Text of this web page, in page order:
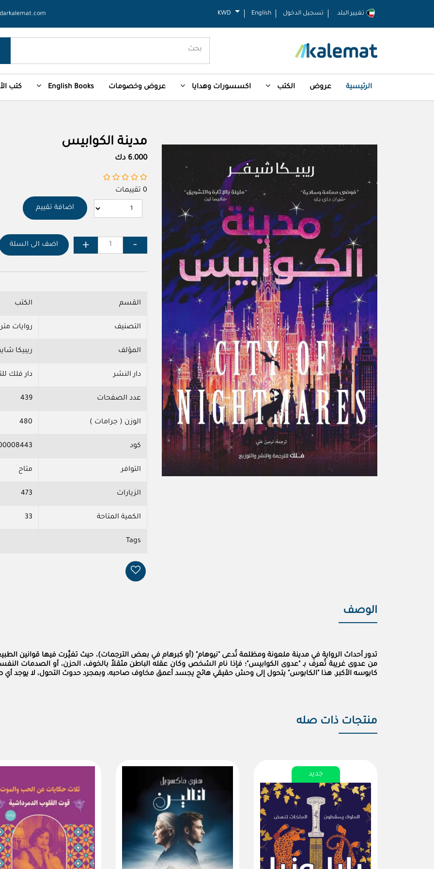
KWD English تسجيل الدخول
الرئيسية عروض الكتب اكسسورات وهدايا عروض وخصومات English Books كتب
مدينة الكوابيس
6.000 دك
0 تقييمات
اضافة تقييم
اضف الى السلة
القسم الكتب
التصنيف روايات
المؤلف ريبيكا
دار النشر دار فلك
عدد الصفحات 439
الوزن ( جرامات ) 480
كود
التوافر متاح
الزيارات 473
الكمية المتاحة 33
Tags
الوصف
تدور أحداث الرواية في مدينة ملعونة ومظلمة تُدعى "نيوهام" (أو كبرهام في بعض الترجمات)، حيث تغيَّرت فيها قوانين
من عدوى غريبة تُعرف بـ "عدوى الكوابيس"؛ فإذا نام الشخص وكان عقله الباطن مثقلاً بالخوف، الحزن، أو الصدمات
كابوسه الأكبر. هذا "الكابوس" يتحول إلى وحش حقيقي هائج يجسد أعمق مخاوف صاحبه، وبمجرد حدوث التحول، لا يوجد أي
منتجات ذات صله
جديد